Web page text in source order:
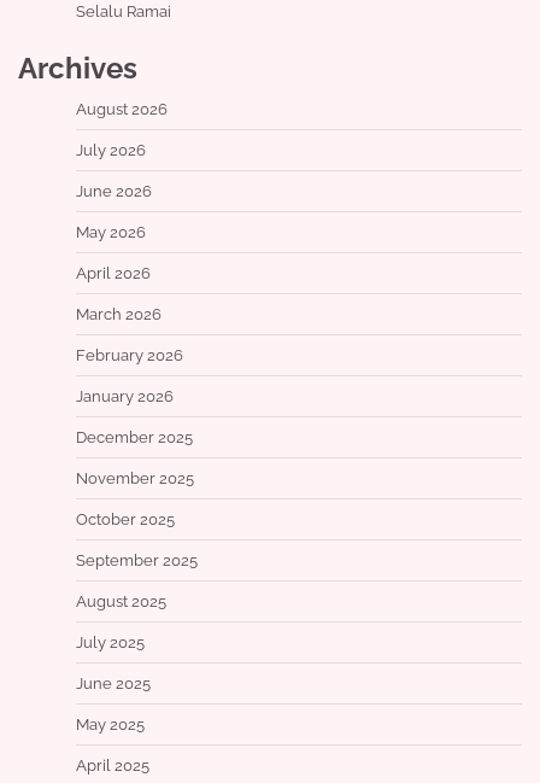
Selalu Ramai
Archives
August 2026
July 2026
June 2026
May 2026
April 2026
March 2026
February 2026
January 2026
December 2025
November 2025
October 2025
September 2025
August 2025
July 2025
June 2025
May 2025
April 2025